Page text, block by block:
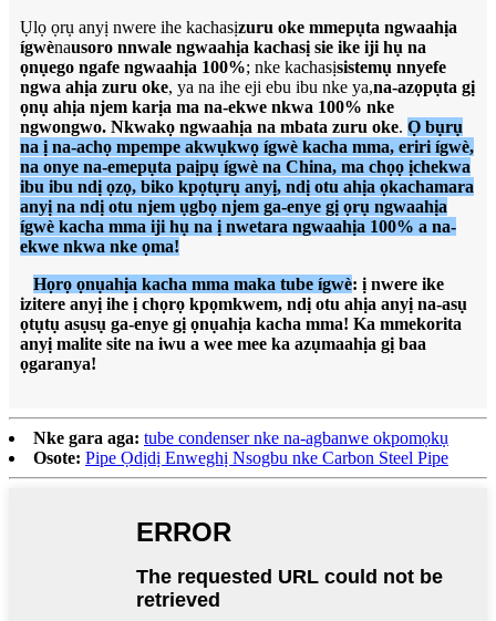
Ụlọ ọrụ anyị nwere ihe kachasịzuru oke mmepụta ngwaahịa
ígwènausoro nnwale ngwaahịa kachasị sie ike iji hụ na
ọnụego ngafe ngwaahịa 100%; nke kachasịsistemụ nnyefe
ngwa ahịa zuru oke, ya na ihe eji ebu ibu nke ya,na-azọpụta gị
ọnụ ahịa njem karịa ma na-ekwe nkwa 100% nke
ngwongwo. Nkwakọ ngwaahịa na mbata zuru oke. Ọ bụrụ
na ị na-achọ mpempe akwụkwọ ígwè kacha mma, eriri ígwè,
na onye na-emepụta paịpụ ígwè na China, ma chọọ ịchekwa
ibu ibu ndị ọzọ, biko kpọtụrụ anyị, ndị otu ahịa ọkachamara
anyị na ndị otu njem ụgbọ njem ga-enye gị ọrụ ngwaahịa
ígwè kacha mma iji hụ na ị nwetara ngwaahịa 100% a na-
ekwe nkwa nke ọma!
Họrọ ọnụahịa kacha mma maka tube ígwè: ị nwere ike
izitere anyị ihe ị chọrọ kpọmkwem, ndị otu ahịa anyị na-asụ
ọtụtụ asụsụ ga-enye gị ọnụahịa kacha mma! Ka mmekorita
anyị malite site na iwu a wee mee ka azụmaahịa gị baa
ọgaranya!
Nke gara aga: tube condenser nke na-agbanwe okpomọkụ
Osote: Pipe Ọdịdị Enweghị Nsogbu nke Carbon Steel Pipe